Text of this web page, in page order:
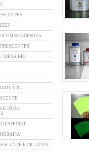
"MESA RIO"
E JÓIAS
ESPECIAL
E CICLOVIA